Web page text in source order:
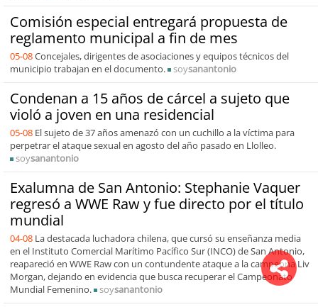
Comisión especial entregará propuesta de
reglamento municipal a fin de mes
05-08Concejales, dirigentes de asociaciones y equipos técnicos del
municipio trabajan en el documento.
soysanantonio
Condenan a 15 años de cárcel a sujeto que
violó a joven en una residencial
05-08 El sujeto de 37 años amenazó con un cuchillo a la víctima para
perpetrar el ataque sexual en agosto del año pasado en Llolleo.
soysanantonio
Exalumna de San Antonio: Stephanie Vaquer
regresó a WWE Raw y fue directo por el título
mundial
04-08 La destacada luchadora chilena, que cursó su enseñanza media
en el Instituto Comercial Marítimo Pacífico Sur (INCO) de San Antonio,
reapareció en WWE Raw con un contundente ataque a la campeona Liv
Morgan, dejando en evidencia que busca recuperar el Campeonato
Mundial Femenino.
soysanantonio